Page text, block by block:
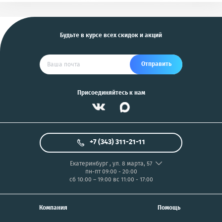
Будьте в курсе всех скидок и акций
Отправить
Присоединяйтесь к нам
Помощь
Компания
+7 (343) 311-21-11
Екатеринбург, ул. 8 марта, 57
пн-пт 09:00 - 20:00
сб 10:00 – 19:00 вс 11:00 - 17:00